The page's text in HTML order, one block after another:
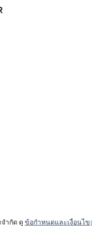
ำกัด ดู ข้อกำหนดและเงื่อนไข